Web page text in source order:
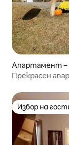
Апартамент
Прекрасен
Избор на
Избор на